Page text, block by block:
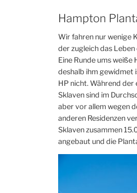
Hampton
Wir fahren nur wenige
der zugleich das
Eine Runde ums
deshalb ihm gewidmet
HP nicht. Während
Sklaven sind im
aber vor allem wegen
anderen Residenzen
Sklaven zusammen
angebaut und die